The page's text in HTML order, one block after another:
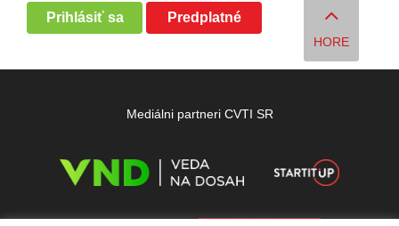
Prihlásiť sa Predplatné
HORE
Mediálni partneri CVTI SR